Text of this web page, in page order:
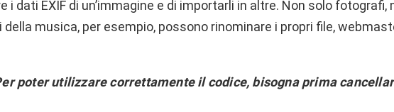
i dati EXIF di un’immagine e di importarli in altre. Non solo
della musica, per esempio, possono rinominare i propri file,
poter utilizzare correttamente il codice, bisogna prima